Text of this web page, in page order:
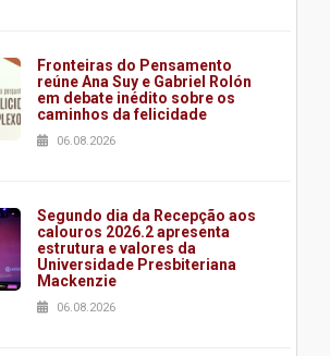
Fronteiras do Pensamento
reúne Ana Suy e Gabriel Rolón
em debate inédito sobre os
caminhos da felicidade
06.08.2026
Segundo dia da Recepção aos
calouros 2026.2 apresenta
estrutura e valores da
Universidade Presbiteriana
Mackenzie
06.08.2026